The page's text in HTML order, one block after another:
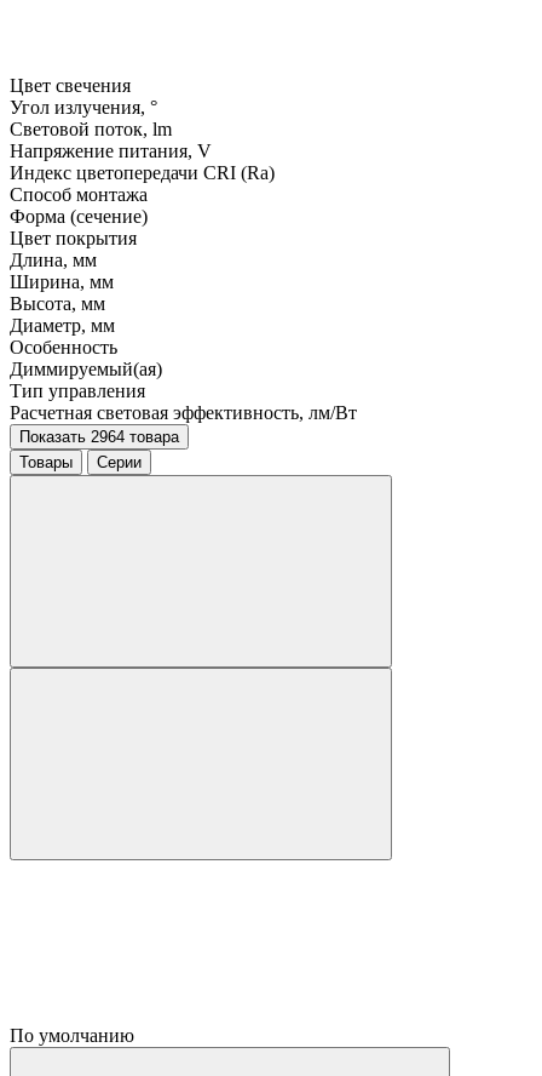
Цвет свечения
Угол излучения, °
Световой поток, lm
Напряжение питания, V
Индекс цветопередачи CRI (Ra)
Способ монтажа
Форма (сечение)
Цвет покрытия
Длина, мм
Ширина, мм
Высота, мм
Диаметр, мм
Особенность
Диммируемый(ая)
Тип управления
Расчетная световая эффективность, лм/Вт
Показать 2964 товара
Товары
Серии
По умолчанию